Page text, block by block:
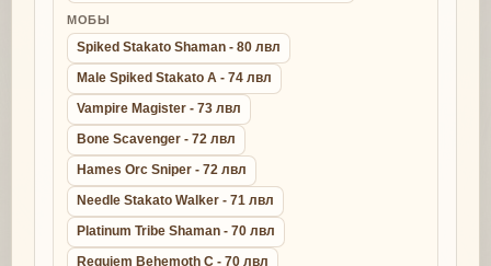
МОБЫ
Spiked Stakato Shaman - 80 лвл
Male Spiked Stakato A - 74 лвл
Vampire Magister - 73 лвл
Bone Scavenger - 72 лвл
Hames Orc Sniper - 72 лвл
Needle Stakato Walker - 71 лвл
Platinum Tribe Shaman - 70 лвл
Requiem Behemoth C - 70 лвл